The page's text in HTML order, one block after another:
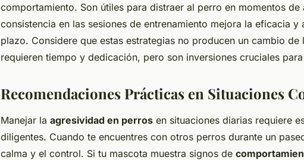
comportamiento. Son útiles para distraer al perro en momentos de
consistencia en las sesiones de entrenamiento mejora la eficacia y
plazo. Considere que estas estrategias no producen un cambio de
requieren tiempo y dedicación, pero son inversiones cruciales
Recomendaciones Prácticas en Situaciones
Manejar la agresividad en perros en situaciones diarias requiere
diligentes. Cuando te encuentres con otros perros durante un
calma y el control. Si tu mascota muestra signos de